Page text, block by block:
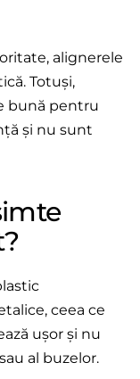
alignerele
Totuși,
bună pentru
și nu sunt
ceea ce
ușor și nu
al buzelor.